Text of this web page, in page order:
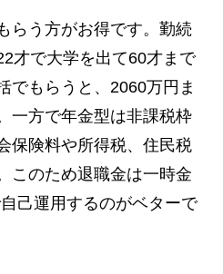
らう方がお得です。勤続
才で大学を出て60才まで
でもらうと、2060万円ま
一方で年金型は非課税枠
保険料や所得税、住民税
このため退職金は一時金
己運用するのがベターで